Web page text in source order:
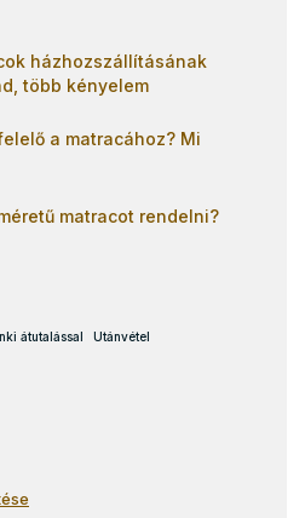
házhozszállításának
több kényelem
a matracához? Mi
matracot rendelni?
átutalással Utánvétel